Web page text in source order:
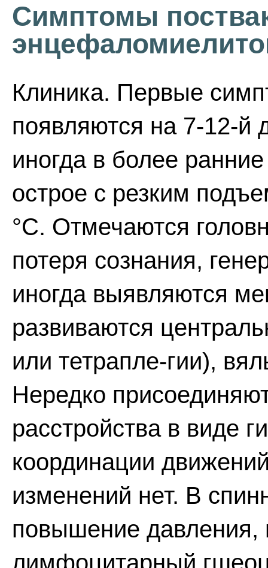
Симптомы
Клиника. Первые
появляются на 7-12-й
иногда в более
острое с резким
°С. Отмечаются
потеря сознания,
иногда выявляются
развиваются
или тетрапле-гии),
Нередко
расстройства в виде
координации
изменений нет. В
повышение давления,
лимфоцитарный